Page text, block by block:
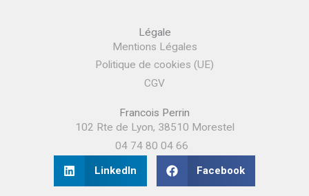
Légale
Mentions Légales
Politique de cookies (UE)
CGV
Francois Perrin
102 Rte de Lyon, 38510 Morestel
04 74 80 04 66
LinkedIn Facebook